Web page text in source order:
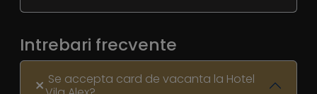
Intrebari frecvente
Se accepta card de vacanta la Hotel